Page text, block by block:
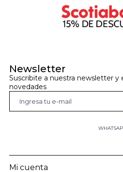
Newsletter
Suscribite a nuestra newsletter y
novedades
Mi cuenta